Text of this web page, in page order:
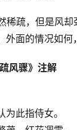
稀疏，但是风
外面的情况如何
风骤》注解
此指侍女。